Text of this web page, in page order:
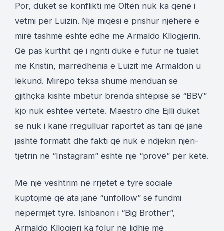
Por, duket se konflikti me Oltën nuk ka qenë i
vetmi për Luizin. Një miqësi e prishur njëherë e
mirë tashmë është edhe me Armaldo Kllogjerin.
Që pas kurthit që i ngriti duke e futur në tualet
me Kristin, marrëdhënia e Luizit me Armaldon u
lëkund. Mirëpo teksa shumë menduan se
gjithçka kishte mbetur brenda shtëpisë së “BBV”
kjo nuk ështëe vërtetë. Maestro dhe Ejlli duket
se nuk i kanë rregulluar raportet as tani që janë
jashtë formatit dhe fakti që nuk e ndjekin njëri-
tjetrin në “Instagram” është një “provë” për këtë.
Me një vështrim në rrjetet e tyre sociale
kuptojmë që ata janë “unfollow” së fundmi
nëpërmjet tyre. Ishbanori i “Big Brother”,
Armaldo Kllogjeri ka folur në lidhje me